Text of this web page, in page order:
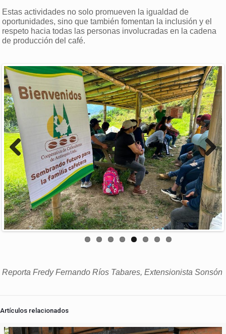
Estas actividades no solo promueven la igualdad de
oportunidades, sino que también fomentan la inclusión y el
respeto hacia todas las personas involucradas en la cadena
de producción del café.
Previous Next
Reporta Fredy Fernando Ríos Tabares, Extensionista Sonsón
Artículos relacionados